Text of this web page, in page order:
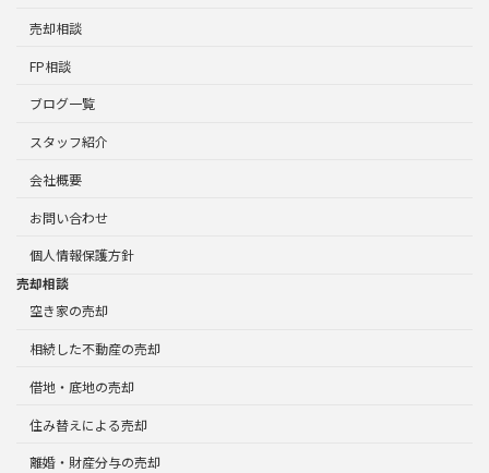
売却相談
FP相談
ブログ一覧
スタッフ紹介
会社概要
お問い合わせ
個人情報保護方針
売却相談
空き家の売却
相続した不動産の売却
借地・底地の売却
住み替えによる売却
離婚・財産分与の売却